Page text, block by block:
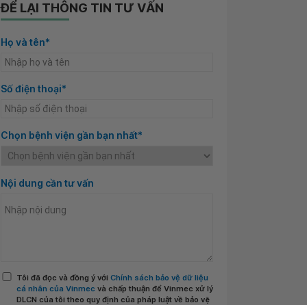
ĐỂ LẠI THÔNG TIN TƯ VẤN
Họ và tên*
Số điện thoại*
Chọn bệnh viện gần bạn nhất*
Nội dung cần tư vấn
Tôi đã đọc và đồng ý với Chính sách bảo vệ dữ liệu
cá nhân của Vinmec và chấp thuận để Vinmec xử lý
DLCN của tôi theo quy định của pháp luật về bảo vệ